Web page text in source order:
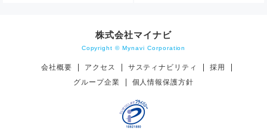
株式会社マイナビ
Copyright © Mynavi Corporation
会社概要 アクセス サスティナビリティ
採用
グループ企業
個人情報保護方針